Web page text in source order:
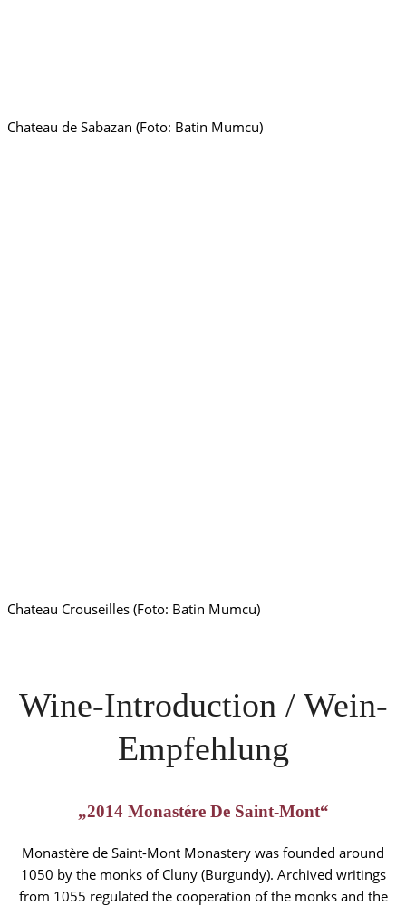
Chateau de Sabazan (Foto: Batin Mumcu)
Chateau Crouseilles (Foto: Batin Mumcu)
Wine-Introduction / Wein-
Empfehlung
„2014 Monastére De Saint-Mont“
Monastère de Saint-Mont Monastery was founded around
1050 by the monks of Cluny (Burgundy). Archived writings
from 1055 regulated the cooperation of the monks and the